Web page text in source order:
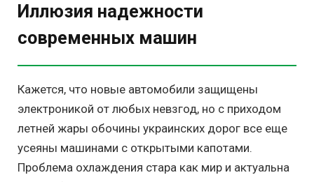
Иллюзия надежности
современных машин
Кажется, что новые автомобили защищены
электроникой от любых невзгод, но с приходом
летней жары обочины украинских дорог все еще
усеяны машинами с открытыми капотами.
Проблема охлаждения стара как мир и актуальна